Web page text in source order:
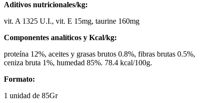
Aditivos nutricionales/kg:
vit. A 1325 U.I., vit. E 15mg, taurine 160mg
Componentes analíticos y Kcal/kg:
proteína 12%, aceites y grasas brutos 0.8%, fibras brutas 0.5%,
ceniza bruta 1%, humedad 85%. 78.4 kcal/100g.
Formato:
1 unidad de 85Gr